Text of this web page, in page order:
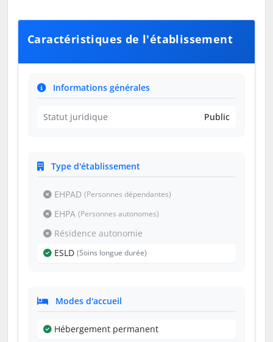
Caractéristiques de l'établissement
Informations générales
Statut juridique Public
Type d'établissement
EHPAD (Personnes dépendantes)
EHPA (Personnes autonomes)
Résidence autonomie
ESLD (Soins longue durée)
Modes d'accueil
Hébergement permanent